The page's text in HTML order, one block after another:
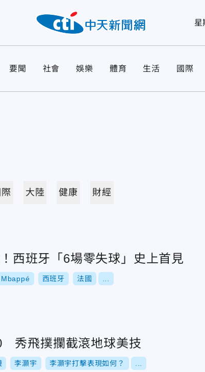
星
要聞 社會 娛樂 體育 生活 國際
際 大陸 健康 財經
西班牙「6場零失球」史上首見
西班牙 法國
秀飛撲攔截滾地球美技
李灝宇 李灝宇打擊表現如何？